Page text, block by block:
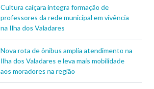
Cultura caiçara integra formação de
professores da rede municipal em vivência
na Ilha dos Valadares
Nova rota de ônibus amplia atendimento na
Ilha dos Valadares e leva mais mobilidade
aos moradores na região